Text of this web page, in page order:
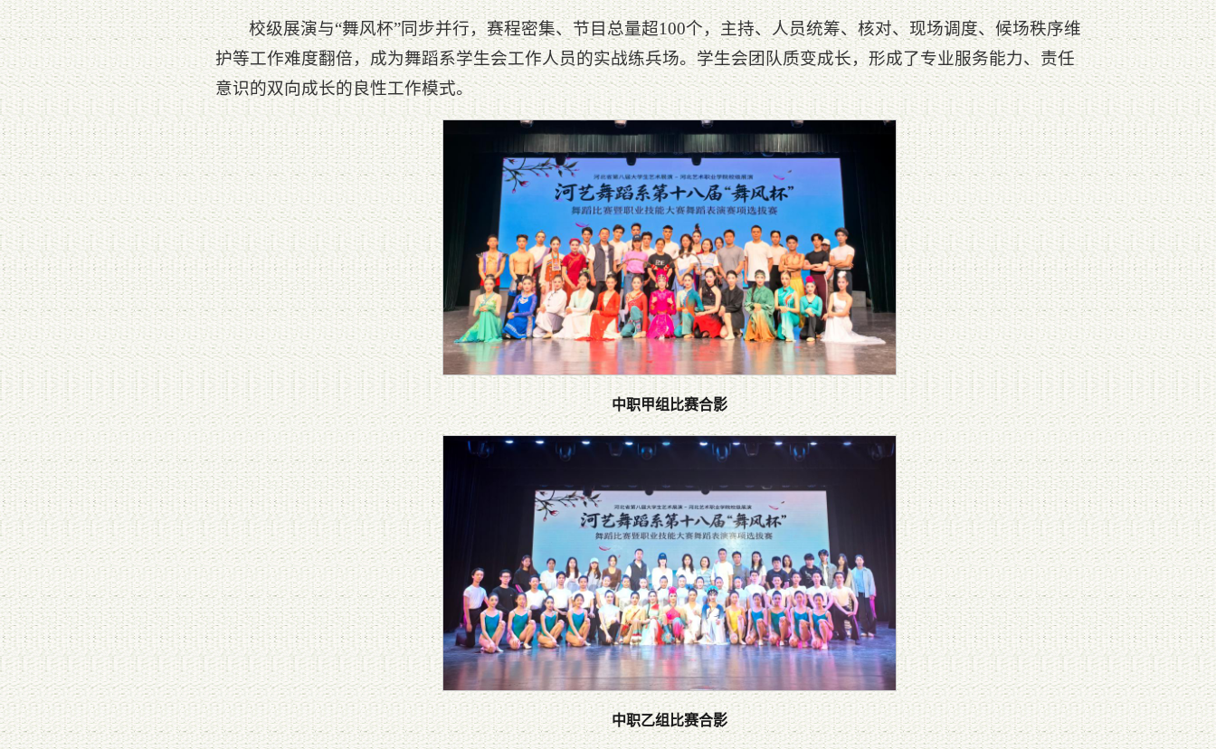
校级展演与“舞风杯”同步并行，赛程密集、节目总量超100个，主持、人员统筹、核对、现场调度、候场秩序维
护等工作难度翻倍，成为舞蹈系学生会工作人员的实战练兵场。学生会团队质变成长，形成了专业服务能力、责任
意识的双向成长的良性工作模式。
中职甲组比赛合影
中职乙组比赛合影